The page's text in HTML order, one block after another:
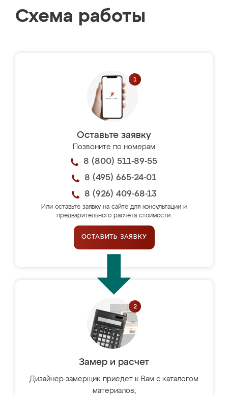
Схема работы
Оставьте заявку
Позвоните по номерам
8 (800) 511-89-55
8 (495) 665-24-01
8 (926) 409-68-13
Или оставьте заявку на сайте для консультации и
предварительного расчёта стоимости.
ОСТАВИТЬ ЗАЯВКУ
Замер и расчет
Дизайнер-замерщик приедет к Вам с каталогом
материалов,